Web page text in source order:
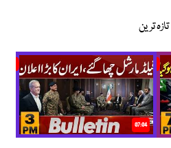
تازہ ترین
07:04